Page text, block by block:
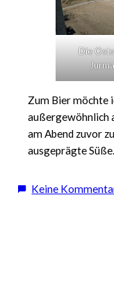
Die
Zum Bier möchte
außergewöhnlich
am Abend zuvor
ausgeprägte Süße.
Keine